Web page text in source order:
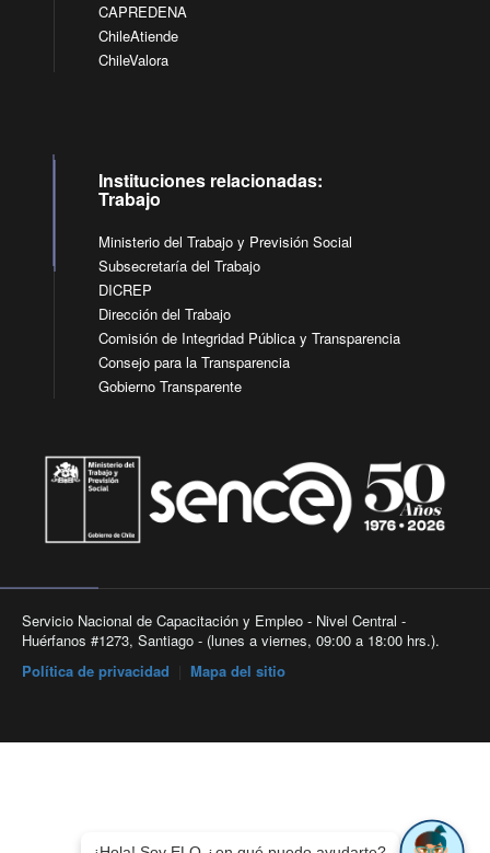
CAPREDENA
ChileAtiende
ChileValora
Instituciones relacionadas:
Trabajo
Ministerio del Trabajo y Previsión Social
Subsecretaría del Trabajo
DICREP
Dirección del Trabajo
Comisión de Integridad Pública y Transparencia
Consejo para la Transparencia
Gobierno Transparente
Servicio Nacional de Capacitación y Empleo - Nivel Central -
Huérfanos #1273, Santiago - (lunes a viernes, 09:00 a 18:00 hrs.).
Política de privacidad
Mapa del sitio